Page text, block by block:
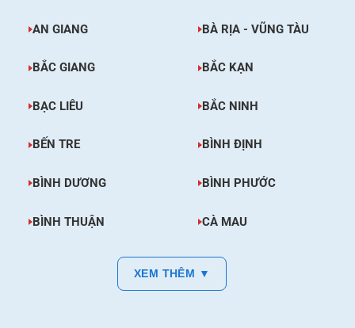
AN GIANG BÀ RỊA - VŨNG TÀU
BẮC GIANG BẮC KẠN
BẠC LIÊU BẮC NINH
BẾN TRE BÌNH ĐỊNH
BÌNH DƯƠNG BÌNH PHƯỚC
BÌNH THUẬN CÀ MAU
XEM THÊM ▼